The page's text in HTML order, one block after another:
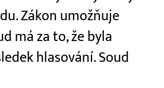
Zákon umožňuje
má za to, že byla
hlasování. Soud